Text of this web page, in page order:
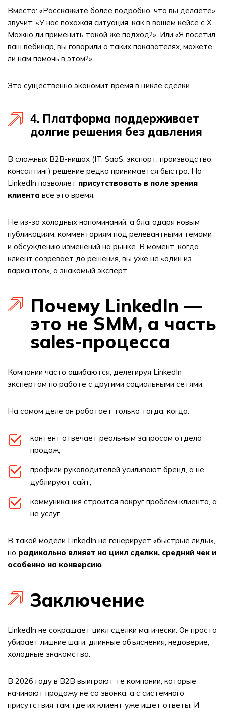
Вместо: «Расскажите более подробно, что вы делаете»
звучит: «У нас похожая ситуация, как в вашем кейсе с Х.
Можно ли применить такой же подход?». Или «Я посетил
ваш вебинар, вы говорили о таких показателях, можете
ли нам помочь в этом?».
Это существенно экономит время в цикле сделки.
4. Платформа поддерживает
долгие решения без давления
В сложных B2B-нишах (IT, SaaS, экспорт, производство,
консалтинг) решение редко принимается быстро. Но
LinkedIn позволяет присутствовать в поле зрения
клиента все это время.
Не из-за холодных напоминаний, а благодаря новым
публикациям, комментариям под релевантными темами
и обсуждению изменений на рынке. В момент, когда
клиент созревает до решения, вы уже не «один из
вариантов», а знакомый эксперт.
Почему LinkedIn —
это не SMM, а часть
sales-процесса
Компании часто ошибаются, делегируя LinkedIn
экспертам по работе с другими социальными сетями.
На самом деле он работает только тогда, когда:
контент отвечает реальным запросам отдела
продаж;
профили руководителей усиливают бренд, а не
дублируют сайт;
коммуникация строится вокруг проблем клиента, а
не услуг.
В такой модели LinkedIn не генерирует «быстрые лиды»,
но радикально влияет на цикл сделки, средний чек и
особенно на конверсию.
Заключение
LinkedIn не сокращает цикл сделки магически. Он просто
убирает лишние шаги: длинные объяснения, недоверие,
холодные знакомства.
В 2026 году в B2B выиграют те компании, которые
начинают продажу не со звонка, а с системного
присутствия там, где их клиент уже ищет ответы. И